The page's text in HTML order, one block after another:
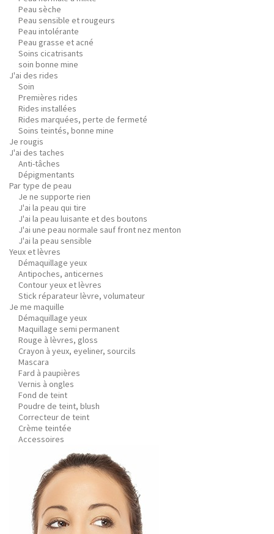
Peau sèche
Peau sensible et rougeurs
Peau intolérante
Peau grasse et acné
Soins cicatrisants
soin bonne mine
J'ai des rides
Soin
Premières rides
Rides installées
Rides marquées, perte de fermeté
Soins teintés, bonne mine
Je rougis
J'ai des taches
Anti-tâches
Dépigmentants
Par type de peau
Je ne supporte rien
J'ai la peau qui tire
J'ai la peau luisante et des boutons
J'ai une peau normale sauf front nez menton
J'ai la peau sensible
Yeux et lèvres
Démaquillage yeux
Antipoches, anticernes
Contour yeux et lèvres
Stick réparateur lèvre, volumateur
Je me maquille
Démaquillage yeux
Maquillage semi permanent
Rouge à lèvres, gloss
Crayon à yeux, eyeliner, sourcils
Mascara
Fard à paupières
Vernis à ongles
Fond de teint
Poudre de teint, blush
Correcteur de teint
Crème teintée
Accessoires